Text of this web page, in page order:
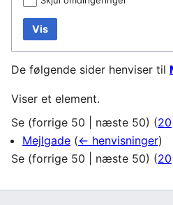
Vis
De følgende sider henviser til
Viser et element.
Se (forrige 50 næste 50) (20
Mejlgade (← henvisninger)
Se (forrige 50 næste 50) (20